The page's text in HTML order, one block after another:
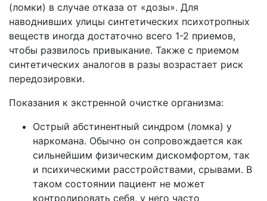
(ломки) в случае отказа от «дозы». Для
наводнивших улицы синтетических психотропных
веществ иногда достаточно всего 1-2 приемов,
чтобы развилось привыкание. Также с приемом
синтетических аналогов в разы возрастает риск
передозировки.
Показания к экстренной очистке организма:
Острый абстинентный синдром (ломка) у
наркомана. Обычно он сопровождается как
сильнейшим физическим дискомфортом, так
и психическими расстройствами, срывами. В
таком состоянии пациент не может
контролировать себя, у него часто